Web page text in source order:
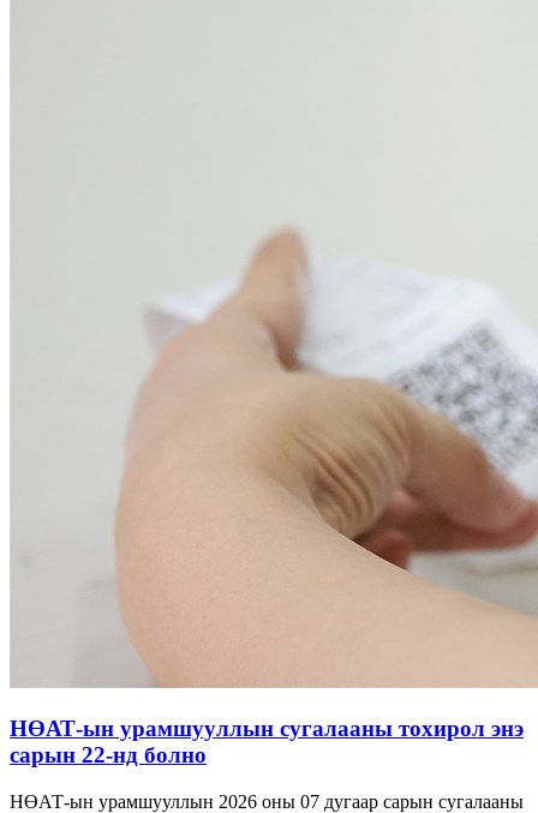
НӨАТ-ын урамшууллын сугалааны тохирол энэ
сарын 22-нд болно
НӨАТ-ын урамшууллын 2026 оны 07 дугаар сарын сугалааны